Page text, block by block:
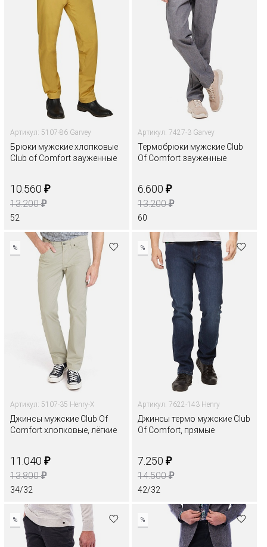
Артикул: 5107-86 Garvey
Брюки мужские хлопковые
Club of Comfort зауженные
10.560 ₽
13.200₽
52
Артикул: 7427-3 Garvey
Термобрюки мужские Club
Of Comfort зауженные
6.600 ₽
13.200₽
60
%
Артикул: 5107-35 Henry-X
Джинсы мужские Club Of
Comfort хлопковые, лёгкие
11.040 ₽
13.800₽
34/32
%
Артикул: 7622-143 Henry
Джинсы термо мужские Club
Of Comfort, прямые
7.250 ₽
14.500₽
42/32
% %